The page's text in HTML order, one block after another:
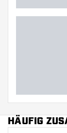
HÄUFIG